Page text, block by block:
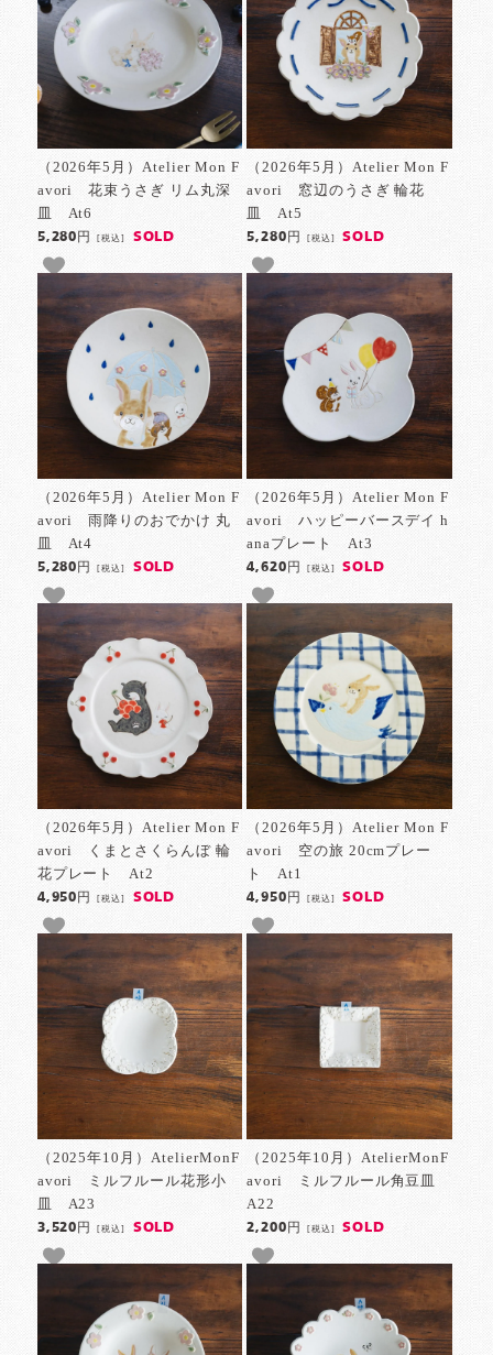
（2026年5月）Atelier Mon F
avori 花束うさぎ リム丸深
皿 At6
5,280円[税込] SOLD
（2026年5月）Atelier Mon F
avori 窓辺のうさぎ 輪花
皿 At5
5,280円 [税込] SOLD
（2026年5月）Atelier Mon F
avori 雨降りのおでかけ 丸
皿 At4
5,280円[税込] SOLD
（2026年5月）Atelier Mon F
avori ハッピーバースデイ h
anaプレート At3
4,620円 [税込] SOLD
（2026年5月）Atelier Mon F
avori くまとさくらんぼ 輪
花プレート At2
4,950円[税込] SOLD
（2026年5月）Atelier Mon F
avori 空の旅 20cmプレー
ト At1
4,950円 [税込] SOLD
（2025年10月）AtelierMonF
avori ミルフルール花形小
皿 A23
3,520円[税込] SOLD
（2025年10月）AtelierMonF
avori ミルフルール角豆皿
A22
2,200円 [税込] SOLD